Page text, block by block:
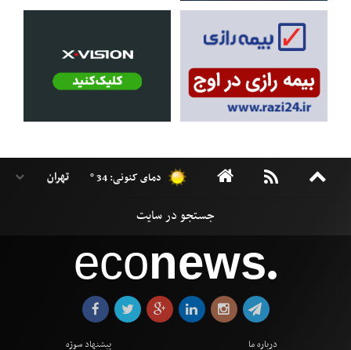
دمای کنونی: 34 °
econews●
درباره ما
پیشنهاد سوژه